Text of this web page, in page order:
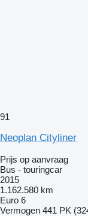
91
Neoplan Cityliner
Prijs op aanvraag
Bus - touringcar
2015
1.162.580 km
Euro 6
Vermogen 441 PK